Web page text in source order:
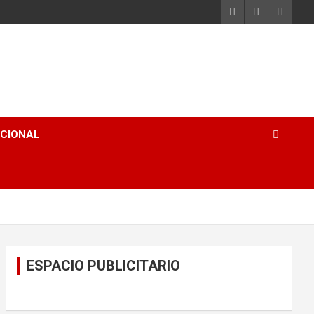
ESPACIO PUBLICITARIO